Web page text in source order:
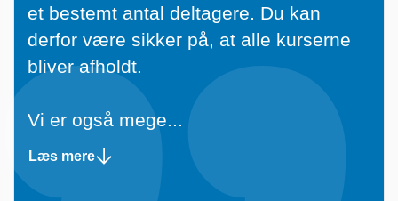
et bestemt antal deltagere. Du kan
derfor være sikker på, at alle kurserne
bliver afholdt.
Vi er også mege...
d
i
g
t
a
Læs mere